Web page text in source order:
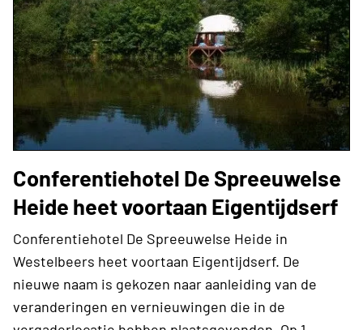
Conferentiehotel De Spreeuwelse
Heide heet voortaan Eigentijdserf
Conferentiehotel De Spreeuwelse Heide in
Westelbeers heet voortaan Eigentijdserf. De
nieuwe naam is gekozen naar aanleiding van de
veranderingen en vernieuwingen die in de